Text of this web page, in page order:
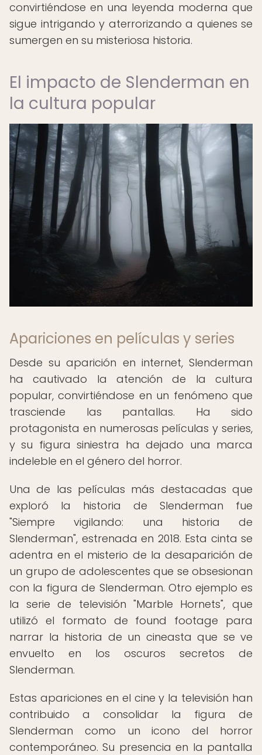
convirtiéndose en una leyenda moderna que
sigue intrigando y aterrorizando a quienes se
sumergen en su misteriosa historia.
El impacto de Slenderman en
la cultura popular
Apariciones en películas y series
Desde su aparición en internet, Slenderman
ha cautivado la atención de la cultura
popular, convirtiéndose en un fenómeno que
trasciende las pantallas. Ha sido
protagonista en numerosas películas y series,
y su figura siniestra ha dejado una marca
indeleble en el género del horror.
Una de las películas más destacadas que
exploró la historia de Slenderman fue
"Siempre vigilando: una historia de
Slenderman", estrenada en 2018. Esta cinta se
adentra en el misterio de la desaparición de
un grupo de adolescentes que se obsesionan
con la figura de Slenderman. Otro ejemplo es
la serie de televisión "Marble Hornets", que
utilizó el formato de found footage para
narrar la historia de un cineasta que se ve
envuelto en los oscuros secretos de
Slenderman.
Estas apariciones en el cine y la televisión han
contribuido a consolidar la figura de
Slenderman como un icono del horror
contemporáneo. Su presencia en la pantalla